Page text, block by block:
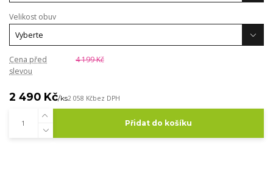
Velikost obuv
Cena před
slevou
4 199 Kč
2 490 Kč/ks2 058 Kčbez DPH
Přidat do košíku